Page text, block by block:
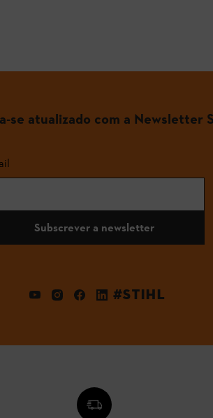
se atualizado com a Newsletter
Subscrever a newsletter
#STIHL